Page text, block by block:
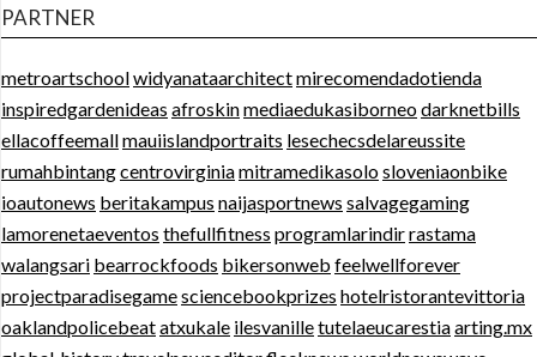
PARTNER
metroartschoolwidyanataarchitectmirecomendadotienda
inspiredgardenideas afroskinmediaedukasiborneodarknetbills
ellacoffeemallmauiislandportraits lesechecsdelareussite
rumahbintangcentrovirginiamitramedikasolosloveniaonbike
ioautonews beritakampus naijasportnews salvagegaming
lamorenetaeventos thefullfitness programlarindirrastama
walangsari bearrockfoods bikersonweb feelwellforever
projectparadisegamesciencebookprizes hotelristorantevittoria
oaklandpolicebeatatxukale ilesvanilletutelaeucarestiaarting.mx